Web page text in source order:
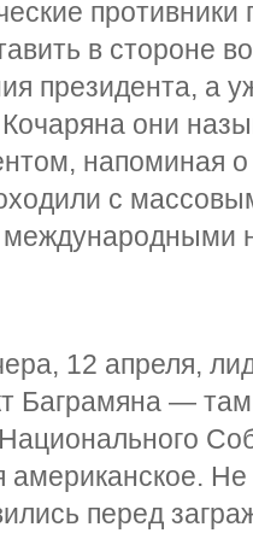
в стороне
президента, а
они
напоминая
с
международными
12 апреля,
Баграмяна —
американское.
перед